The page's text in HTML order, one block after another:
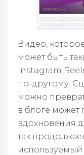
Видео,
может быть
Instagram
по-другому.
можно
в блоге может
вдохновения
так
используемый